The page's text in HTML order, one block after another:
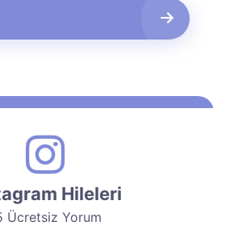
Hileleri
Ücretsiz Yorum